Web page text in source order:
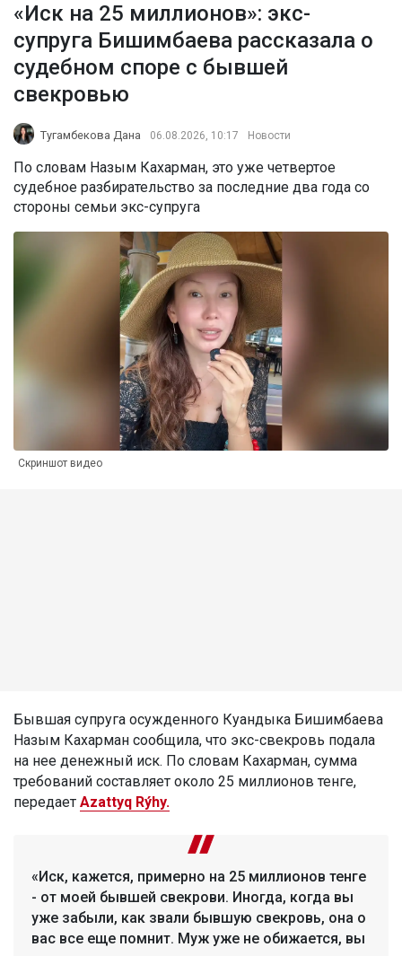
«Иск на 25 миллионов»: экс-
супруга Бишимбаева рассказала о
судебном споре с бывшей
свекровью
Тугамбекова Дана 06.08.2026, 10:17 Новости
По словам Назым Кахарман, это уже четвертое
судебное разбирательство за последние два года со
стороны семьи экс-супруга
Скриншот видео
Бывшая супруга осужденного Куандыка Бишимбаева
Назым Кахарман сообщила, что экс-свекровь подала
на нее денежный иск. По словам Кахарман, сумма
требований составляет около 25 миллионов тенге,
передает Azattyq Rýhy.
«Иск, кажется, примерно на 25 миллионов тенге
- от моей бывшей свекрови. Иногда, когда вы
уже забыли, как звали бывшую свекровь, она о
вас все еще помнит. Муж уже не обижается, вы